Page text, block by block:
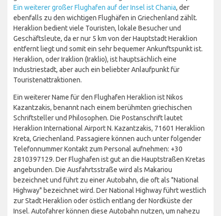
Ein weiterer großer Flughafen auf der Insel ist Chania, der
ebenfalls zu den wichtigen Flughäfen in Griechenland zählt.
Heraklion bedient viele Touristen, lokale Besucher und
Geschäftsleute, da er nur 5 km von der Hauptstadt Heraklion
entfernt liegt und somit ein sehr bequemer Ankunftspunkt ist.
Heraklion, oder Iraklion (Iraklio), ist hauptsächlich eine
Industriestadt, aber auch ein beliebter Anlaufpunkt für
Touristenattraktionen.
Ein weiterer Name für den Flughafen Heraklion ist Nikos
Kazantzakis, benannt nach einem berühmten griechischen
Schriftsteller und Philosophen. Die Postanschrift lautet
Heraklion International Airport N. Kazantzakis, 71601 Heraklion
Kreta, Griechenland. Passagiere können auch unter folgender
Telefonnummer Kontakt zum Personal aufnehmen: +30
2810397129. Der Flughafen ist gut an die Hauptstraßen Kretas
angebunden. Die Ausfahrtsstraße wird als Makariou
bezeichnet und führt zu einer Autobahn, die oft als "National
Highway" bezeichnet wird. Der National Highway führt westlich
zur Stadt Heraklion oder östlich entlang der Nordküste der
Insel. Autofahrer können diese Autobahn nutzen, um nahezu